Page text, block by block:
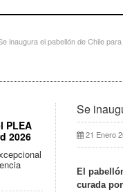
inaugura el pabellón de Chile
Se
21 Enero
El
curada
PLEA
2026